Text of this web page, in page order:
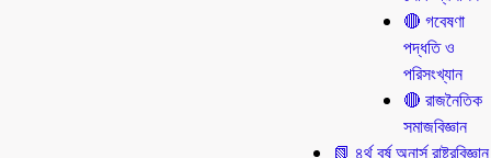
🔴 গবেষণা
পদ্ধতি ও
পরিসংখ্যান
🔴 রাজনৈতিক
সমাজবিজ্ঞান